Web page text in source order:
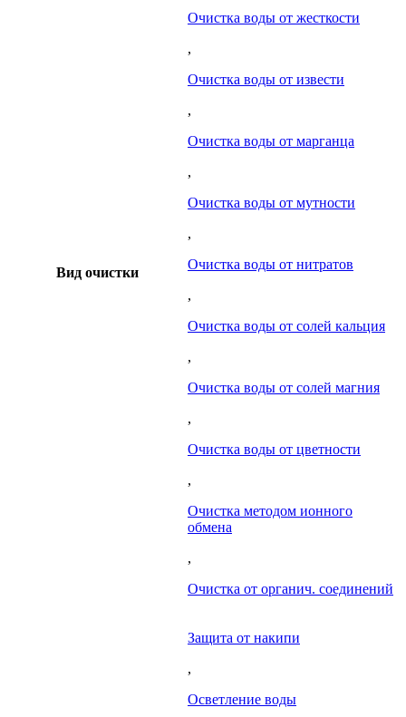
Вид очистки
Очистка воды от жесткости
,
Очистка воды от извести
,
Очистка воды от марганца
,
Очистка воды от мутности
,
Очистка воды от нитратов
,
Очистка воды от солей кальция
,
Очистка воды от солей магния
,
Очистка воды от цветности
,
Очистка методом ионного
обмена
,
Очистка от органич. соединений
Защита от накипи
,
Осветление воды